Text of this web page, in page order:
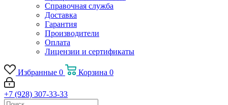
Справочная служба
Доставка
Гарантия
Производители
Оплата
Лицензии и сертификаты
Избранные 0 Корзина 0
+7 (928) 307-33-33